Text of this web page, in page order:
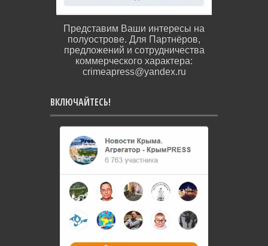
Представим Ваши интересы на
полуострове. Для Партнёров,
предложений и сотрудничества
коммерческого характера:
crimeapress@yandex.ru
ВКЛЮЧАЙТЕСЬ!